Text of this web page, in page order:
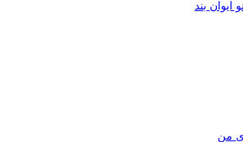
ایوان بند
من